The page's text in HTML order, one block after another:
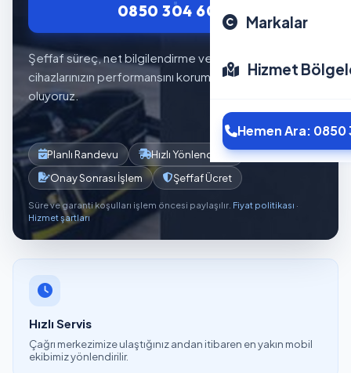
Markalar
Hizmet
Hemen Ara: 0850
Şeffaf süreç, net bilgilendirme ve planlı servis akışıyla
cihazlarınızın performansını korumaya yardımcı
oluyoruz.
0850 304 6012
Planlı Randevu
Hızlı Yönlendirme
Onay Sonrası İşlem
Şeffaf Ücret
Süre ve garanti koşulları işlem öncesi paylaşılır. Fiyat politikası ·
Hizmet şartları
Hızlı Servis
Çağrı merkezimize ulaştığınız andan itibaren en yakın mobil
ekibimiz yönlendirilir.